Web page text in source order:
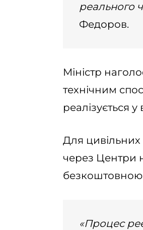
реального
Федоров.
Міністр
технічним
реалізується
Для цивільних
через Центри
«Процес